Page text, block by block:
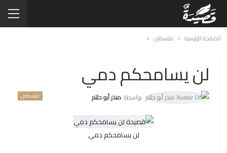
الصفحة الرئيسية فلسطين
لن يسامحكم دمي
فلسطين بواسطة منذر أبو حلتم
لن يسامحكم دمي